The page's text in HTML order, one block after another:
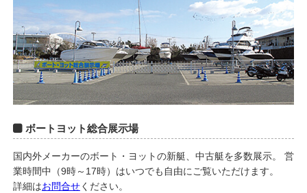
ボートヨット総合展示場
国内外メーカーのボート・ヨットの新艇、中古艇を多数展示。 営
業時間中（9時～17時）はいつでも自由にご覧いただけます。
詳細はお問合せください。